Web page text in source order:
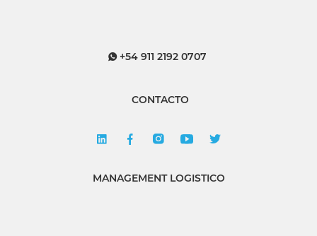
+54 911 2192 0707
CONTACTO
MANAGEMENT LOGISTICO